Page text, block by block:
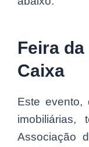
Feira
Caixa
Este evento,
Associação